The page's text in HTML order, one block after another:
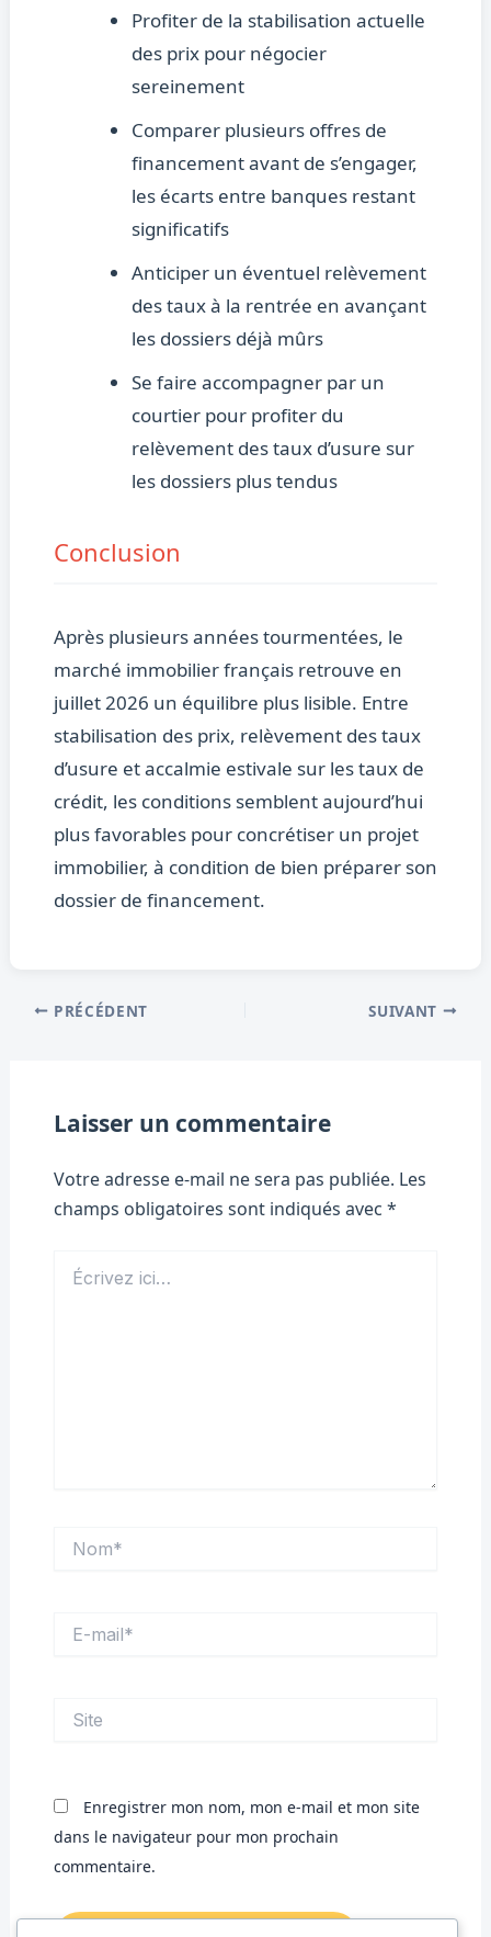
Profiter de la stabilisation actuelle
des prix pour négocier
sereinement
Comparer plusieurs offres de
financement avant de s’engager,
les écarts entre banques restant
significatifs
Anticiper un éventuel relèvement
des taux à la rentrée en avançant
les dossiers déjà mûrs
Se faire accompagner par un
courtier pour profiter du
relèvement des taux d’usure sur
les dossiers plus tendus
Conclusion
Après plusieurs années tourmentées, le
marché immobilier français retrouve en
juillet 2026 un équilibre plus lisible. Entre
stabilisation des prix, relèvement des taux
d’usure et accalmie estivale sur les taux de
crédit, les conditions semblent aujourd’hui
plus favorables pour concrétiser un projet
immobilier, à condition de bien préparer son
dossier de financement.
PRÉCÉDENT SUIVANT
Laisser un commentaire
Votre adresse e-mail ne sera pas publiée. Les
champs obligatoires sont indiqués avec *
ici…
mail*
Enregistrer mon nom, mon e-mail et mon site
dans le navigateur pour mon prochain
commentaire.